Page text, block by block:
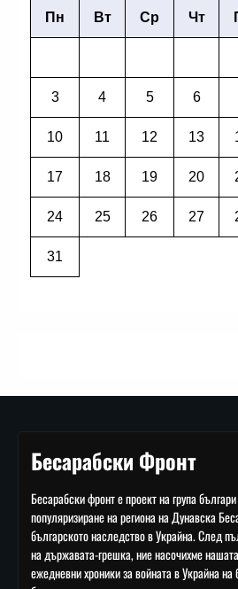
Пн Вт Ср Чт
3 4 5 6
10 11 12 13
17 18 19 20
24 25 26 27
31
Бесарабски Фронт
Бесарабски фронт е проект на група
популяризиране на региона на Дунавска
българското наследство в Украйна. След
на държавата-грешка, ние насочихме
ежедневни хроники за войната в Украйна